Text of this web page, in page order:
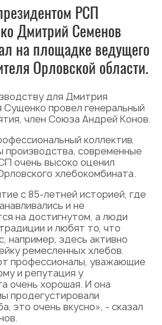
РСП
Дмитрий Семенов
на площадке ведущего
Орловской области.
для Дмитрия
провел генеральный
член Союза Андрей Конов.
коллектив,
производства, современные
очень высоко оценил
хлебокомбината.
с 85-летней историей, где
и не
на достигнутом, а люди
и любят то, что
например, здесь активно
ремесленных хлебов.
профессионалы, уважающие
и репутация у
очень хорошая. И она
продегустировали
это очень вкусно», - сказал